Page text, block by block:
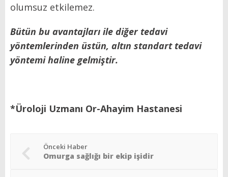
olumsuz etkilemez.
Bütün bu avantajları ile diğer tedavi
yöntemlerinden üstün, altın standart tedavi
yöntemi haline gelmiştir.
*Üroloji Uzmanı Or-Ahayim Hastanesi
Önceki Haber
Omurga sağlığı bir ekip işidir